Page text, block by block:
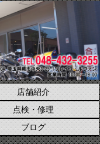
店舗紹介
点検・修理
ブログ